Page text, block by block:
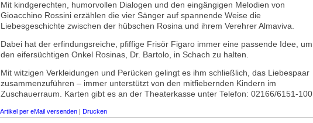
Mit kindgerechten, humorvollen Dialogen und den eingängigen Melodien von
Gioacchino Rossini erzählen die vier Sänger auf spannende Weise die
Liebesgeschichte zwischen der hübschen Rosina und ihrem Verehrer Almaviva.
Dabei hat der erfindungsreiche, pfiffige Frisör Figaro immer eine passende Idee, um
den eifersüchtigen Onkel Rosinas, Dr. Bartolo, in Schach zu halten.
Mit witzigen Verkleidungen und Perücken gelingt es ihm schließlich, das Liebespaar
zusammenzuführen – immer unterstützt von den mitfiebernden Kindern im
Zuschauerraum. Karten gibt es an der Theaterkasse unter Telefon: 02166/6151-100.
Artikel per eMail versenden | Drucken